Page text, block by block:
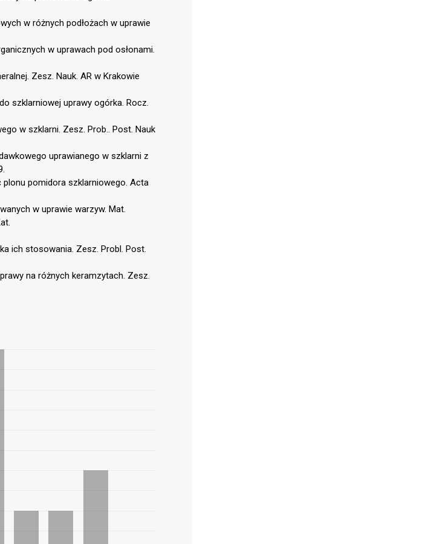
w różnych podłożach w uprawie
w uprawach pod osłonami.
Zesz. Nauk. AR w Krakowie
szklarniowej uprawy ogórka. Rocz.
w szklarni. Zesz. Prob.. Post. Nauk
uprawianego w szklarni z
plonu pomidora szklarniowego. Acta
w uprawie warzyw. Mat.
ich stosowania. Zesz. Probl. Post.
na różnych keramzytach. Zesz.